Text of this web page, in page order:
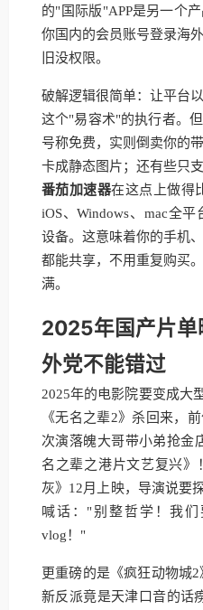
的"国际版"APP是另一个
你国内的会员账号登录海
旧没权限。
破解逻辑很简单：让平台
这个"易容术"的执行者。
号称免费，实则倒卖你的
卡成静态图片；还有些只
番茄加速器在这点上做得
iOS、Windows、mac全
设备。这意味着你的手机
都能共享，不用重复购买
满。
2025年国产片单
外党不能错过
2025年的电影院要变成大
《无名之辈2》杀回来，
次演落魄大哥带小弟抢金
名之辈之港片文艺复兴
灰》12月上映，导演说要
喊话："别整哲学！我
vlog！"
更重磅的是《疯狂动物城2
新反派竟是天津口音的话